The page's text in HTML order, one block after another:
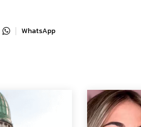
WhatsApp